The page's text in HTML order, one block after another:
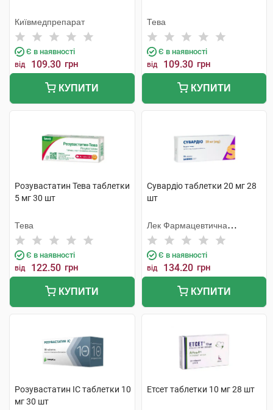
Київмедпрепарат
Є в наявності
від 109.30 грн
КУПИТИ
Тева
Є в наявності
від 109.30 грн
КУПИТИ
Розувастатин Тева таблетки
5 мг 30 шт
Тева
Є в наявності
від 122.50 грн
КУПИТИ
Сувардіо таблетки 20 мг 28
шт
Лек Фармацевтична
компанія
Є в наявності
від 134.20 грн
КУПИТИ
Розувастатин ІС таблетки 10
мг 30 шт
Етсет таблетки 10 мг 28 шт